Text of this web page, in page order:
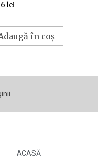
lei
în coș
ACASĂ